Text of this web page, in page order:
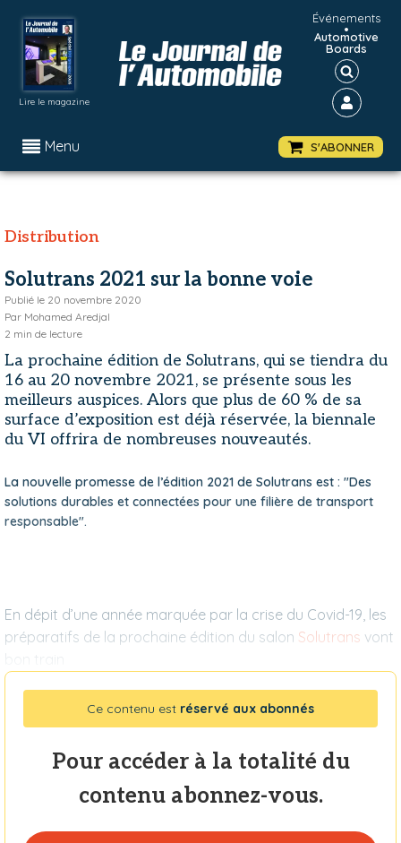
Lire le magazine
Événements
•
Automotive
Boards
Menu S'ABONNER
Distribution
Solutrans 2021 sur la bonne voie
Publié le 20 novembre 2020
Par Mohamed Aredjal
2 min de lecture
La prochaine édition de Solutrans, qui se tiendra du
16 au 20 novembre 2021, se présente sous les
meilleurs auspices. Alors que plus de 60 % de sa
surface d’exposition est déjà réservée, la biennale
du VI offrira de nombreuses nouveautés.
La nouvelle promesse de l’édition 2021 de Solutrans est : "Des
solutions durables et connectées pour une filière de transport
responsable".
En dépit d’une année marquée par la crise du Covid-19, les
préparatifs de la prochaine édition du salon Solutrans vont
Ce contenu est réservé aux abonnés
Pour accéder à la totalité du
contenu abonnez-vous.